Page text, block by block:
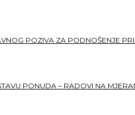
POZIVA ZA PODNOŠENJE
PONUDA – RADOVI NA